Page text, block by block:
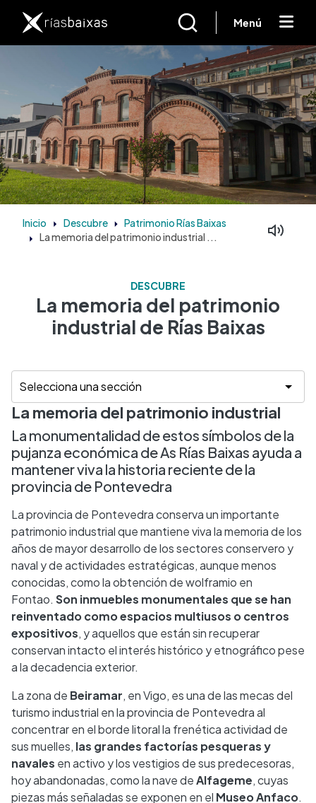
Menú
Inicio Descubre Patrimonio Rías Baixas
La memoria del patrimonio industrial ...
DESCUBRE
La memoria del patrimonio
industrial de Rías Baixas
La memoria del patrimonio industrial
La monumentalidad de estos símbolos de la
pujanza económica de As Rías Baixas ayuda a
mantener viva la historia reciente de la
provincia de Pontevedra
La provincia de Pontevedra conserva un importante
patrimonio industrial que mantiene viva la memoria de los
años de mayor desarrollo de los sectores conservero y
naval y de actividades estratégicas, aunque menos
conocidas, como la obtención de wolframio en
Fontao. Son inmuebles monumentales que se han
reinventado como espacios multiusos o centros
expositivos, y aquellos que están sin recuperar
conservan intacto el interés histórico y etnográfico pese
a la decadencia exterior.
La zona de Beiramar, en Vigo, es una de las mecas del
turismo industrial en la provincia de Pontevedra al
concentrar en el borde litoral la frenética actividad de
sus muelles, las grandes factorías pesqueras y
navales en activo y los vestigios de sus predecesoras,
hoy abandonadas, como la nave deAlfageme, cuyas
piezas más señaladas se exponen en el Museo Anfaco.